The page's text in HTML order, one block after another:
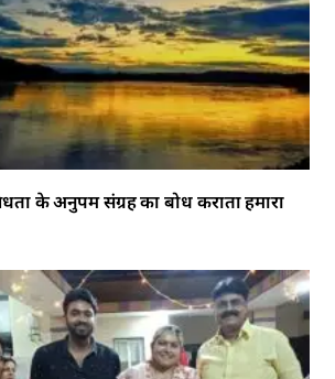
के अनुपम संग्रह का बोध कराता हमारा